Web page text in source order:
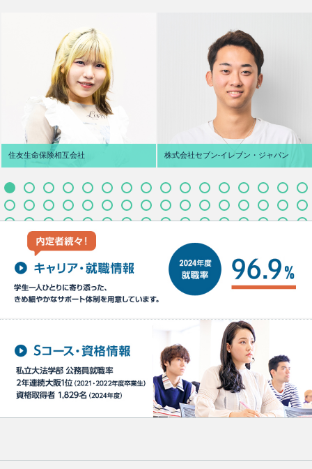
住友生命保険相互会社
宮崎県立延岡商業高校
株式会社セブン‐イレブン・ジャパン
大阪府 四天王寺東高校